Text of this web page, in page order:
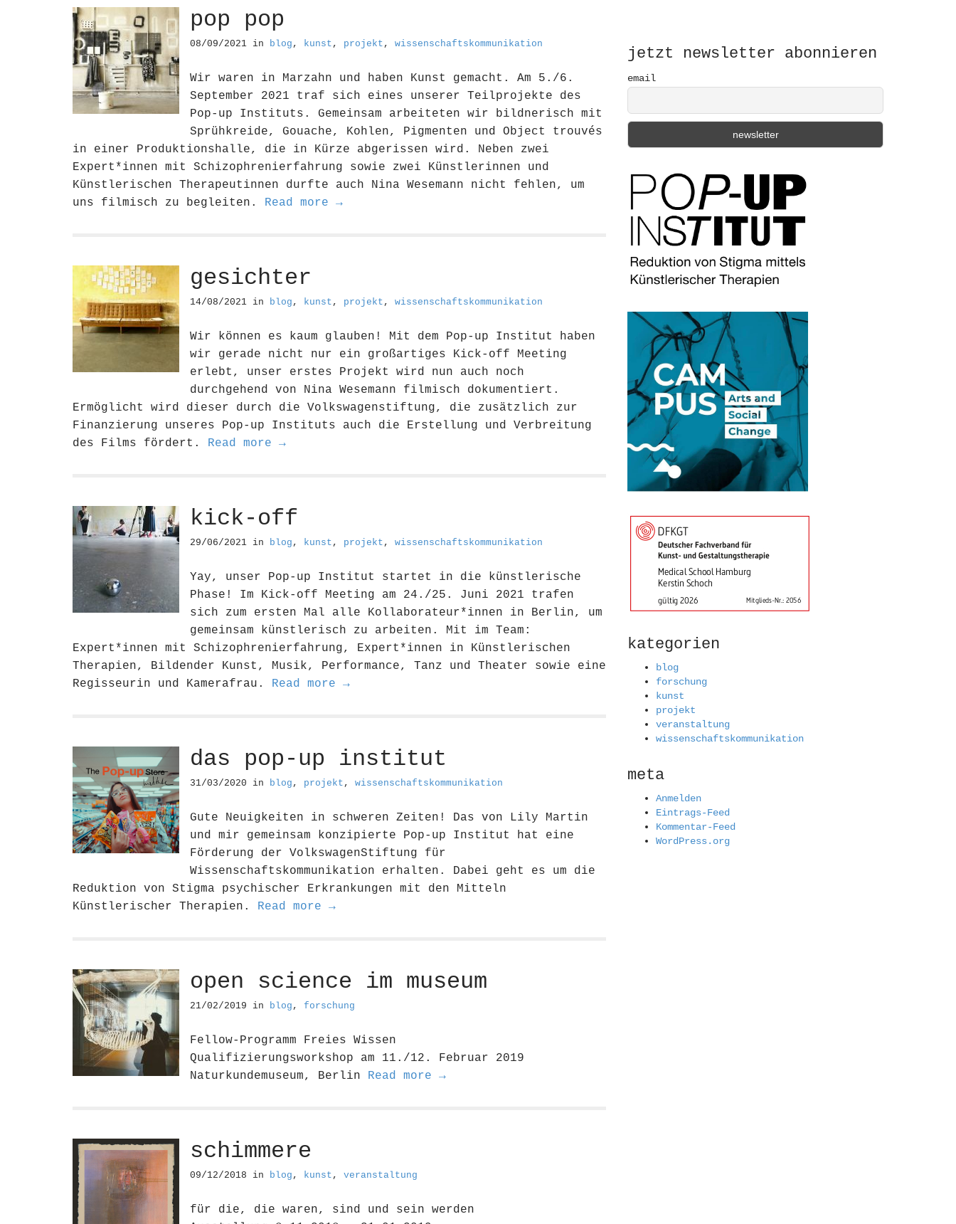
pop pop
08/09/2021 in blog , kunst , projekt , wissenschaftskommunikation
Wir waren in Marzahn und haben Kunst gemacht. Am 5./6.
September 2021 traf sich eines unserer Teilprojekte des
Pop-up Instituts. Gemeinsam arbeiteten wir bildnerisch mit
Sprühkreide, Gouache, Kohlen, Pigmenten und Object trouvés
in einer Produktionshalle, die in Kürze abgerissen wird. Neben zwei
Expert*innen mit Schizophrenierfahrung sowie zwei Künstlerinnen und
Künstlerischen Therapeutinnen durfte auch Nina Wesemann nicht fehlen, um
uns filmisch zu begleiten. Read more →
gesichter
14/08/2021 in blog , kunst , projekt , wissenschaftskommunikation
Wir können es kaum glauben! Mit dem Pop-up Institut haben
wir gerade nicht nur ein großartiges Kick-off Meeting
erlebt, unser erstes Projekt wird nun auch noch
durchgehend von Nina Wesemann filmisch dokumentiert.
Ermöglicht wird dieser durch die Volkswagenstiftung, die zusätzlich zur
Finanzierung unseres Pop-up Instituts auch die Erstellung und Verbreitung
des Films fördert. Read more →
kick-off
29/06/2021 in blog , kunst , projekt , wissenschaftskommunikation
Yay, unser Pop-up Institut startet in die künstlerische
Phase! Im Kick-off Meeting am 24./25. Juni 2021 trafen
sich zum ersten Mal alle Kollaborateur*innen in Berlin, um
gemeinsam künstlerisch zu arbeiten. Mit im Team:
Expert*innen mit Schizophrenierfahrung, Expert*innen in Künstlerischen
Therapien, Bildender Kunst, Musik, Performance, Tanz und Theater sowie eine
Regisseurin und Kamerafrau. Read more →
das pop-up institut
31/03/2020 in blog , projekt , wissenschaftskommunikation
Gute Neuigkeiten in schweren Zeiten! Das von Lily Martin
und mir gemeinsam konzipierte Pop-up Institut hat eine
Förderung der VolkswagenStiftung für
Wissenschaftskommunikation erhalten. Dabei geht es um die
Reduktion von Stigma psychischer Erkrankungen mit den Mitteln
Künstlerischer Therapien. Read more →
open science im museum
21/02/2019 in blog , forschung
Fellow-Programm Freies Wissen
Qualifizierungsworkshop am 11./12. Februar 2019
Naturkundemuseum, Berlin Read more →
schimmere
09/12/2018 in blog , kunst , veranstaltung
für die, die waren, sind und sein werden
r
:
jetzt newsletter abonnieren
email
kategorien
blog
forschung
kunst
projekt
veranstaltung
wissenschaftskommunikation
meta
Anmelden
Eintrags-Feed
Kommentar-Feed
WordPress.org